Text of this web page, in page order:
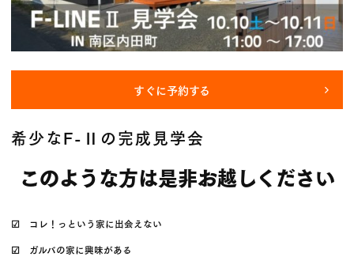
すぐに予約する
希少なF-Ⅱの完成見学会
このような方は是非お越しください
☑ コレ！っという家に出会えない
☑ ガルバの家に興味がある